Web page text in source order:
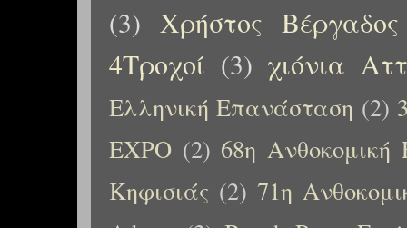
(3) Χρήστος Βέργαδος
4Τροχοί (3) χιόνια
Ελληνική Επανάσταση (2)
EXPO (2) 68η Ανθοκομική
Κηφισιάς (2) 71η